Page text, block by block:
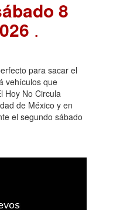
8
.
para sacar el
vehículos que
Hoy No Circula
de México y en
el segundo sábado